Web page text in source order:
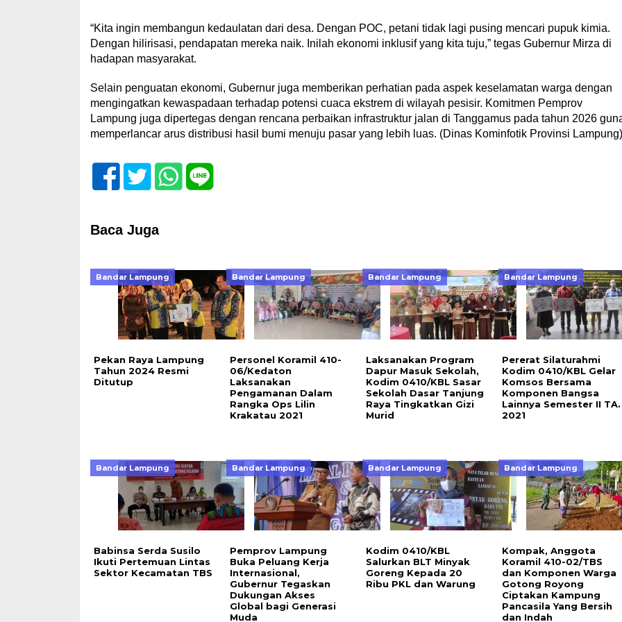
“Kita ingin membangun kedaulatan dari desa. Dengan POC, petani tidak lagi pusing mencari pupuk kimia.
Dengan hilirisasi, pendapatan mereka naik. Inilah ekonomi inklusif yang kita tuju,” tegas Gubernur Mirza di
hadapan masyarakat.
Selain penguatan ekonomi, Gubernur juga memberikan perhatian pada aspek keselamatan warga dengan
mengingatkan kewaspadaan terhadap potensi cuaca ekstrem di wilayah pesisir. Komitmen Pemprov
Lampung juga dipertegas dengan rencana perbaikan infrastruktur jalan di Tanggamus pada tahun 2026
memperlancar arus distribusi hasil bumi menuju pasar yang lebih luas. (Dinas Kominfotik Provinsi Lampung)
Baca Juga
Bandar Lampung
Pekan Raya Lampung
Tahun 2024 Resmi
Ditutup
Bandar Lampung
Personel Koramil 410-
06/Kedaton
Laksanakan
Pengamanan Dalam
Rangka Ops Lilin
Krakatau 2021
Bandar Lampung
Laksanakan Program
Dapur Masuk Sekolah,
Kodim 0410/KBL Sasar
Sekolah Dasar Tanjung
Raya Tingkatkan Gizi
Murid
Bandar Lampung
Pererat Silaturahmi
Kodim 0410/KBL Gelar
Komsos Bersama
Komponen Bangsa
Lainnya Semester II TA.
2021
Bandar Lampung
Babinsa Serda Susilo
Ikuti Pertemuan Lintas
Sektor Kecamatan TBS
Bandar Lampung
Pemprov Lampung
Buka Peluang Kerja
Internasional,
Gubernur Tegaskan
Dukungan Akses
Global bagi Generasi
Muda
Bandar Lampung
Kodim 0410/KBL
Salurkan BLT Minyak
Goreng Kepada 20
Ribu PKL dan Warung
Bandar Lampung
Kompak, Anggota
Koramil 410-02/TBS
dan Komponen Warga
Gotong Royong
Ciptakan Kampung
Pancasila Yang Bersih
dan Indah